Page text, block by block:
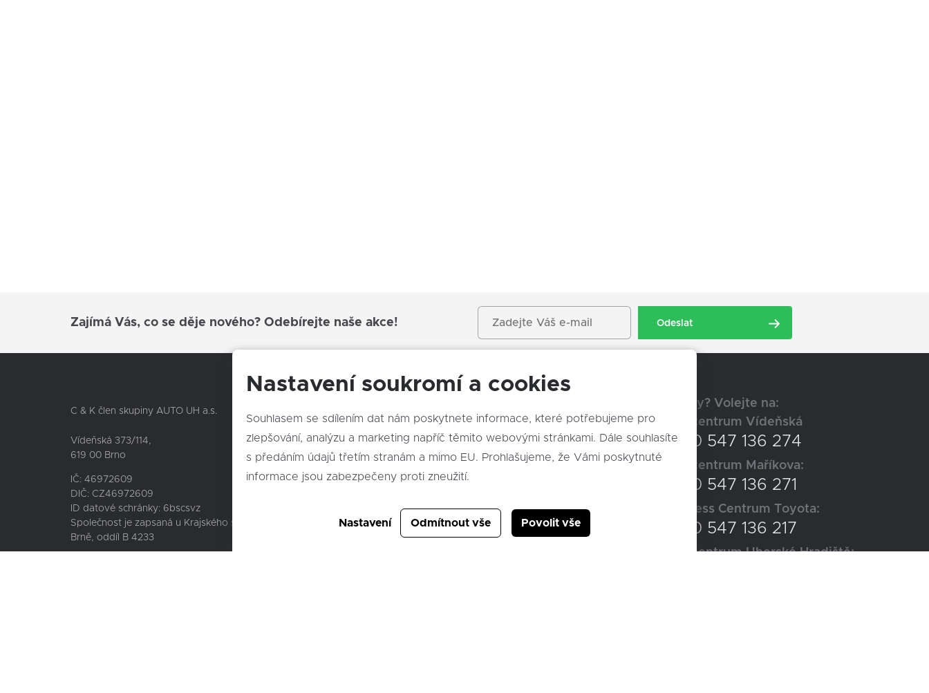
Zajímá Vás, co se děje nového? Odebírejte naše akce! Odeslat
C & K člen skupiny AUTO UH a.s.
Vídeňská 373/114,
619 00 Brno
IČ: 46972609
DIČ: CZ46972609
ID datové schránky: 6bscsvz
Společnost je zapsaná u Krajského soudu v
Brně, oddíl B 4233
TOYOTA
LEXUS
SUBARU
Dotazy? Volejte na:
Autocentrum Vídeňská
+420 547 136 274
Autocentrum Maříkova:
+420 547 136 271
Business Centrum Toyota:
+420 547 136 217
Autocentrum Uherské Hradiště:
Nastavení soukromí a cookies
Souhlasem se sdílením dat nám poskytnete informace, které potřebujeme pro
zlepšování, analýzu a marketing napříč těmito webovými stránkami. Dále souhlasíte
s předáním údajů třetím stranám a mimo EU. Prohlašujeme, že Vámi poskytnuté
informace jsou zabezpečeny proti zneužití.
Nastavení Odmítnout vše Povolit vše